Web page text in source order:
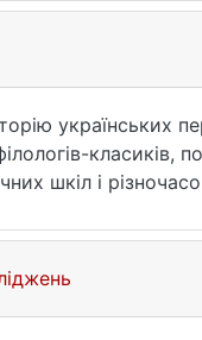
українських
класиків,
шкіл і
як у розрізнених
переклади
ідилія,